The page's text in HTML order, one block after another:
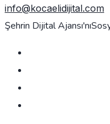
info@kocaelidijital.com
Şehrin Dijital Ajansı'nı